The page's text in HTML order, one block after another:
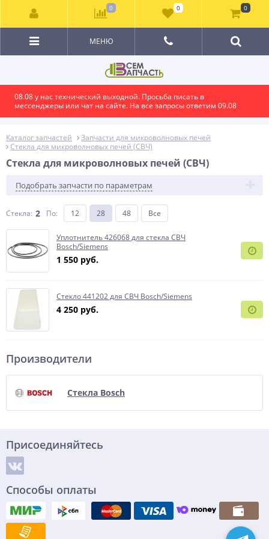
08.08 у нас технический выходной. Просьба писать в
мессенджеры или чат на сайте. На все запросы ответим 09.08
МЕНЮ
Каталог запчастей
Запчасти для микроволновых печей
Стекла для микроволновых печей (СВЧ)
Стекла для микроволновых печей (СВЧ)
Подобрать запчасти по параметрам
Стекла: 2 По: 12 28 48 Все
Уплотнитель 426068 для стекла СВЧ
Bosch/Siemens
1 550 руб.
Стекло 441202 для СВЧ Bosch/Siemens
4 250 руб.
Производители
Стекла Bosch
Присоединяйтесь
Способы оплаты
0 0 0